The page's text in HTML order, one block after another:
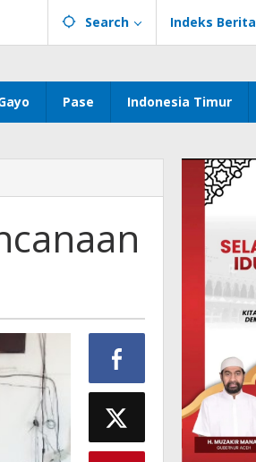
Search Indeks Berita
Pase Indonesia Timur